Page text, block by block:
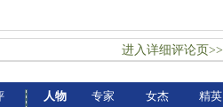
进入详细评论页>>
人物 专家 女杰 精英